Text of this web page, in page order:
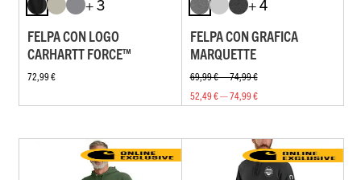
+ 3
FELPA CON LOGO
CARHARTT FORCE™
72,99 €
+ 4
FELPA CON GRAFICA
MARQUETTE
69,99 € — 74,99 €
52,49 € — 74,99 €